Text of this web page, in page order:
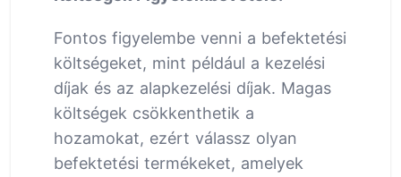
Fontos figyelembe venni a befektetési
költségeket, mint például a kezelési
díjak és az alapkezelési díjak. Magas
költségek csökkenthetik a
hozamokat, ezért válassz olyan
befektetési termékeket, amelyek